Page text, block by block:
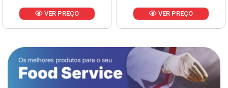
VER PREÇO VER PREÇO